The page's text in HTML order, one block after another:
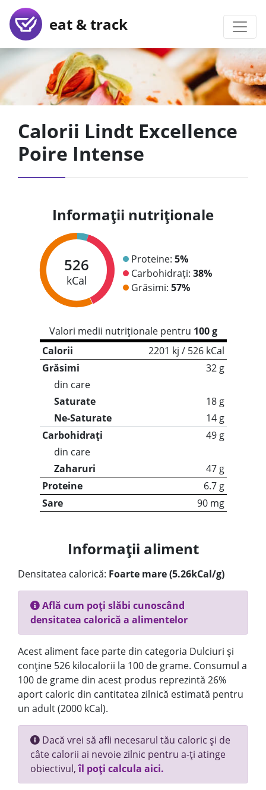
eat & track
Calorii Lindt Excellence
Poire Intense
Informații nutriționale
526
kCal
Proteine: 5%
Carbohidrați: 38%
Grăsimi: 57%
Valori medii nutriționale pentru 100 g
Calorii
2201 kj / 526 kCal
Grăsimi
32 g
din care
Saturate
18 g
Ne-Saturate
14 g
Carbohidrați
49 g
din care
Zaharuri
47 g
Proteine
6.7 g
Sare
90 mg
Informații aliment
Densitatea calorică: Foarte mare (5.26kCal/g)
Află cum poți slăbi cunoscând
densitatea calorică a alimentelor
Acest aliment face parte din categoria Dulciuri și
conține 526 kilocalorii la 100 de grame. Consumul a
100 de grame din acest produs reprezintă 26%
aport caloric din cantitatea zilnică estimată pentru
un adult (2000 kCal).
Dacă vrei să afli necesarul tău caloric și de
câte calorii ai nevoie zilnic pentru a-ți atinge
obiectivul,îl poți calcula aici.